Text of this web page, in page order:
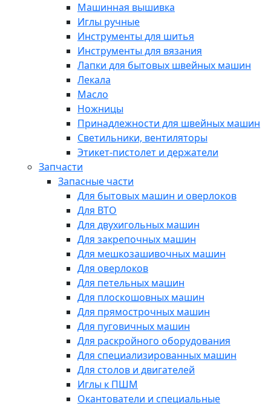
Машинная вышивка
Иглы ручные
Инструменты для шитья
Инструменты для вязания
Лапки для бытовых швейных машин
Лекала
Масло
Ножницы
Принадлежности для швейных машин
Светильники, вентиляторы
Этикет-пистолет и держатели
Запчасти
Запасные части
Для бытовых машин и оверлоков
Для ВТО
Для двухигольных машин
Для закрепочных машин
Для мешкозашивочных машин
Для оверлоков
Для петельных машин
Для плоскошовных машин
Для прямострочных машин
Для пуговичных машин
Для раскройного оборудования
Для специализированных машин
Для столов и двигателей
Иглы к ПШМ
Окантователи и специальные